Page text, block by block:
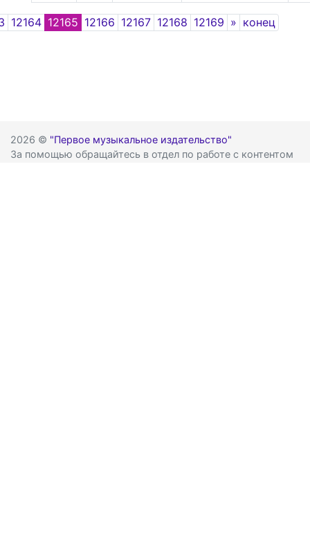
12164 12165 12166 12167 12168 12169 » Next
конец
2026 © "Первое музыкальное издательство"
За помощью обращайтесь в отдел по работе с контентом